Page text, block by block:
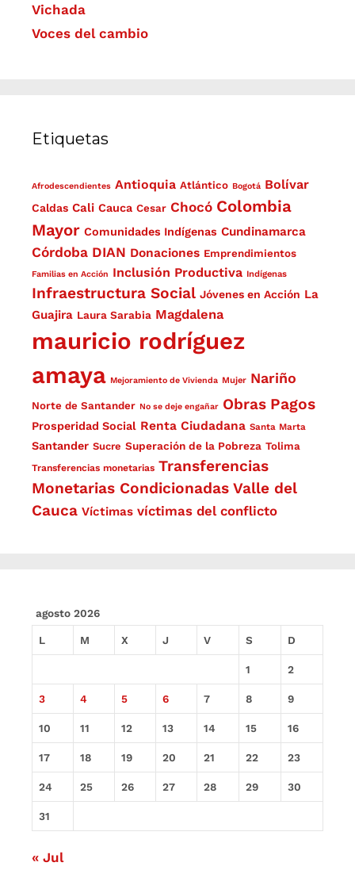
Vichada
Voces del cambio
Etiquetas
Afrodescendientes Antioquia Atlántico Bogotá Bolívar
Caldas Cali Cauca Cesar Chocó Colombia
Mayor Comunidades Indígenas Cundinamarca
Córdoba DIAN Donaciones Emprendimientos
Familias en Acción Inclusión Productiva Indígenas
Infraestructura Social Jóvenes en Acción La
Guajira Laura Sarabia Magdalena
mauricio rodríguez
amaya Mejoramiento de Vivienda Mujer Nariño
Norte de Santander No se deje engañar Obras Pagos
Prosperidad Social Renta Ciudadana Santa Marta
Santander Sucre Superación de la Pobreza Tolima
Transferencias monetarias Transferencias
Monetarias Condicionadas Valle del
Cauca Víctimas víctimas del conflicto
agosto 2026
L M X J V S D
1 2
3 4 5 6 7 8 9
10 11 12 13 14 15 16
17 18 19 20 21 22 23
24 25 26 27 28 29 30
31
« Jul